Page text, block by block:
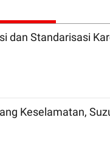
dan Standarisasi
Keselamatan,